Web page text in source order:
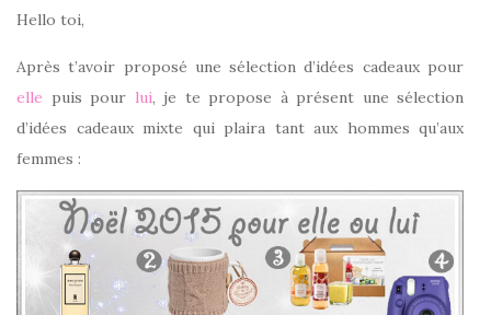
Hello toi,
Après t’avoir proposé une sélection d’idées cadeaux pour
elle puis pour lui, je te propose à présent une sélection
d’idées cadeaux mixte qui plaira tant aux hommes qu’aux
femmes :